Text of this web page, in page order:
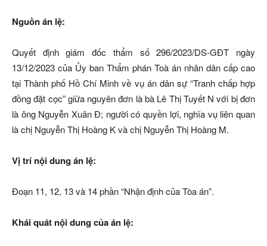
Nguồn án lệ:
Quyết định giám đốc thẩm số 296/2023/DS-GĐT ngày
13/12/2023 của Ủy ban Thẩm phán Toà án nhân dân cấp cao
tại Thành phố Hồ Chí Minh về vụ án dân sự “Tranh chấp hợp
đồng đặt cọc” giữa nguyên đơn là bà Lê Thị Tuyết N với bị đơn
là ông Nguyễn Xuân Đ; người có quyền lợi, nghĩa vụ liên quan
là chị Nguyễn Thị Hoàng K và chị Nguyễn Thị Hoàng M.
Vị trí nội dung án lệ:
Đoạn 11, 12, 13 và 14 phần “Nhận định của Tòa án”.
Khái quát nội dung của án lệ: